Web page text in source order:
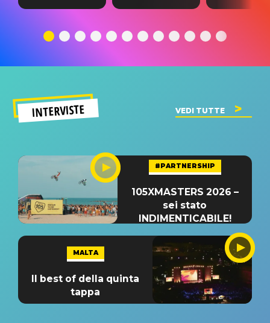
testo,
significato
traduzione e
del singolo
testo,
INTERVISTE VEDI TUTTE
#PARTNERSHIP
105XMASTERS 2026 –
sei stato
INDIMENTICABILE!
MALTA
Il best of della quinta
tappa